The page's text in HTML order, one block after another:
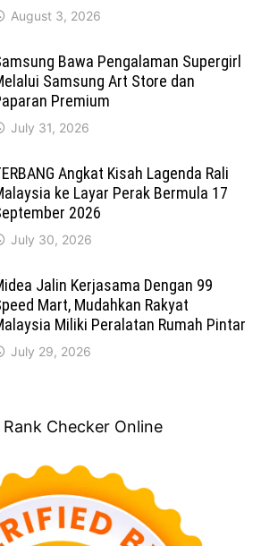
August 3, 2026
Bawa Pengalaman Supergirl
Samsung Art Store dan
Premium
July 31, 2026
Angkat Kisah Lagenda Rali
ke Layar Perak Bermula 17
2026
July 30, 2026
Jalin Kerjasama Dengan 99
Mart, Mudahkan Rakyat
Miliki Peralatan Rumah Pintar
July 29, 2026
Rank Checker Online